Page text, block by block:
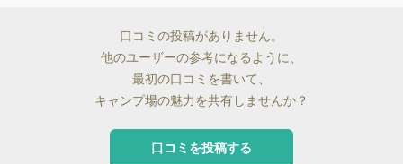
口コミの投稿がありません。
他のユーザーの参考になるように、
最初の口コミを書いて、
キャンプ場の魅力を共有しませんか？
口コミを投稿する